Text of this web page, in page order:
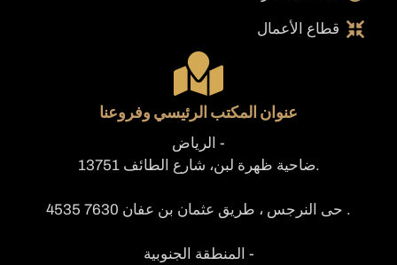
قطاع الأعمال
عنوان المكتب الرئيسي وفروعنا
- الرياض
.ضاحية ظهرة لبن، شارع الطائف 13751
. حى النرجس ، طريق عثمان بن عفان 7630 4535
- المنطقة الجنوبية